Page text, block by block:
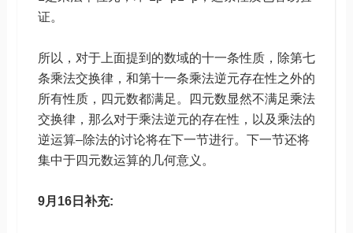
证。
所以，对于上面提到的数域的十一条性质，除第七
条乘法交换律，和第十一条乘法逆元存在性之外的
所有性质，四元数都满足。四元数显然不满足乘法
交换律，那么对于乘法逆元的存在性，以及乘法的
逆运算–除法的讨论将在下一节进行。下一节还将
集中于四元数运算的几何意义。
9月16日补充: